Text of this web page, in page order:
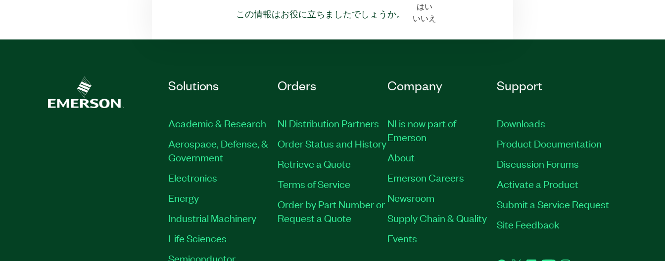
この情報はお役に立ちましたでしょうか。
はい
いいえ
Solutions
Academic & Research
Aerospace, Defense, &
Government
Electronics
Energy
Industrial Machinery
Life Sciences
Semiconductor
Orders
NI Distribution Partners
Order Status and History
Retrieve a Quote
Terms of Service
Order by Part Number or
Request a Quote
Company
NI is now part of
Emerson
About
Emerson Careers
Newsroom
Supply Chain & Quality
Events
Support
Downloads
Product Documentation
Discussion Forums
Activate a Product
Submit a Service Request
Site Feedback